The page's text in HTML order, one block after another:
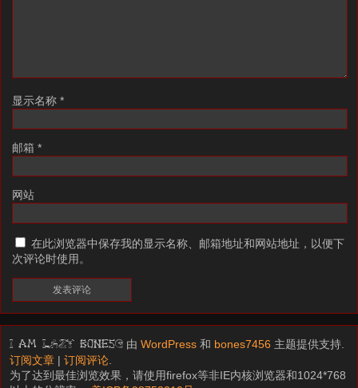
显示名称 *
邮箱 *
网站
在此浏览器中保存我的显示名称、邮箱地址和网站地址，以便下
次评论时使用。
I am LAZY bones? 由WordPress 和 bones7456 主题提供支持.
订阅文章 |订阅评论
为了达到最佳浏览效果，请使用firefox等非IE内核浏览器和1024*768